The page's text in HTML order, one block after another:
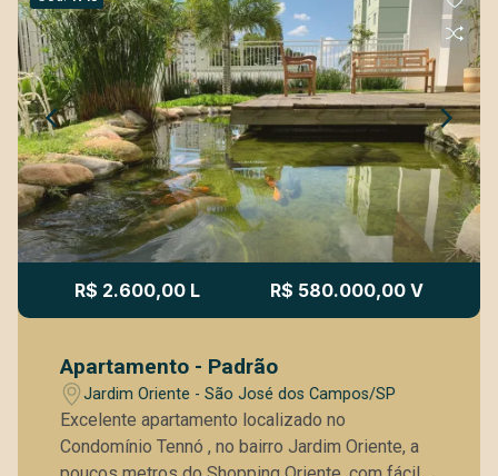
R$ 2.600,00 L R$ 580.000,00 V
Apartamento - Padrão
Jardim Oriente - São José dos Campos/SP
Excelente apartamento localizado no
Condomínio Tennó , no bairro Jardim Oriente, a